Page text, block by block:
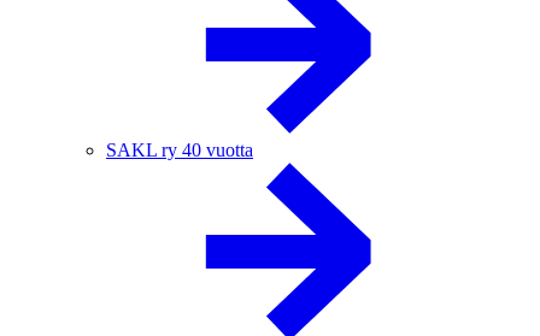
SAKL ry 40 vuotta